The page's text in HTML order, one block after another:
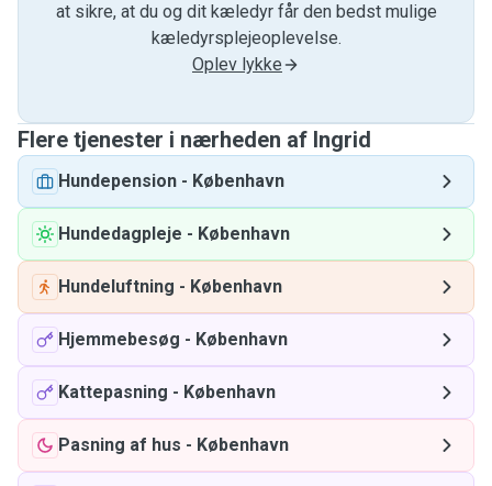
at sikre, at du og dit kæledyr får den bedst mulige
kæledyrsplejeoplevelse.
Oplev lykke
Flere tjenester i nærheden af ​​Ingrid
Hundepension - København
Hundedagpleje - København
Hundeluftning - København
Hjemmebesøg - København
Kattepasning - København
Pasning af hus - København